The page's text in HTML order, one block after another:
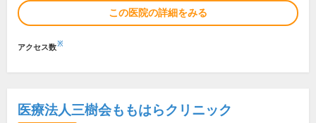
この医院の詳細をみる
アクセス数※
医療法人三樹会ももはらクリニック